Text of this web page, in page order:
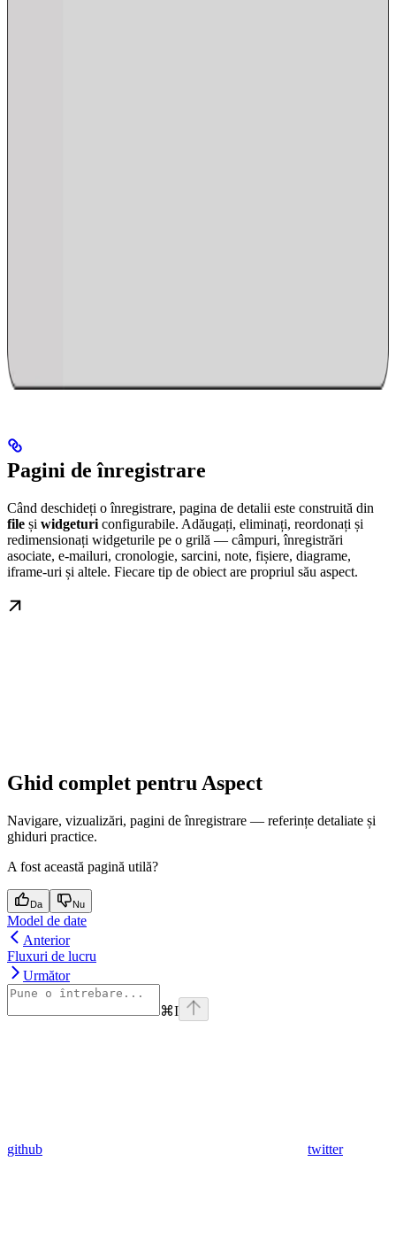
Pagini de înregistrare
Când deschideți o înregistrare, pagina de detalii este construită din
file și widgeturi configurabile. Adăugați, eliminați, reordonați și
redimensionați widgeturile pe o grilă — câmpuri, înregistrări
asociate, e-mailuri, cronologie, sarcini, note, fișiere, diagrame,
iframe-uri și altele. Fiecare tip de obiect are propriul său aspect.
Ghid complet pentru Aspect
Navigare, vizualizări, pagini de înregistrare — referințe detaliate și
ghiduri practice.
A fost această pagină utilă?
Da Nu
Model de date
Anterior
Fluxuri de lucru
Următor
⌘I
github twitter